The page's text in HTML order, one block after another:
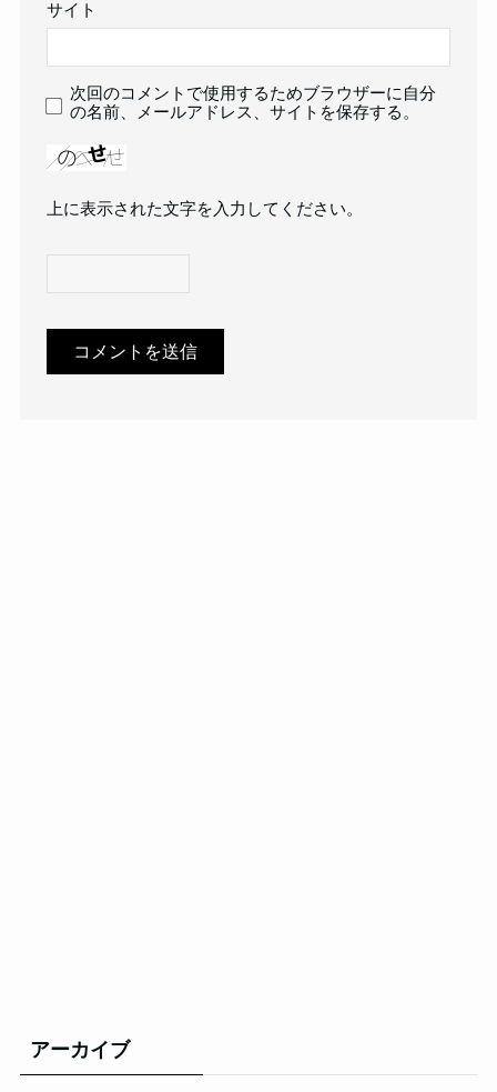
サイト
次回のコメントで使用するためブラウザーに自分
の名前、メールアドレス、サイトを保存する。
上に表示された文字を入力してください。
アーカイブ